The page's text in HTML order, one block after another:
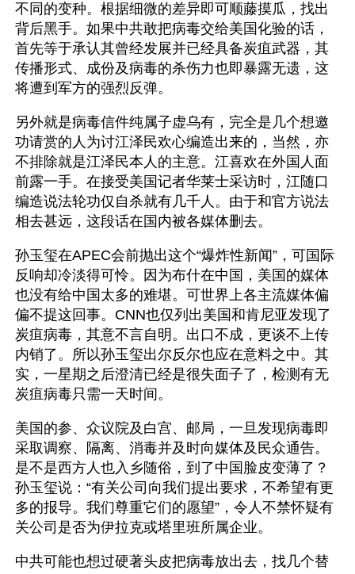
不同的变种。根据细微的差异即可顺藤摸瓜，找出
背后黑手。如果中共敢把病毒交给美国化验的话，
首先等于承认其曾经发展并已经具备炭疽武器，其
传播形式、成份及病毒的杀伤力也即暴露无遗，这
将遭到军方的强烈反弹。
另外就是病毒信件纯属子虚乌有，完全是几个想邀
功请赏的人为讨江泽民欢心编造出来的，当然，亦
不排除就是江泽民本人的主意。江喜欢在外国人面
前露一手。在接受美国记者华莱士采访时，江随口
编造说法轮功仅自杀就有几千人。由于和官方说法
相去甚远，这段话在国内被各媒体删去。
孙玉玺在APEC会前抛出这个“爆炸性新闻”，可国际
反响却冷淡得可怜。因为布什在中国，美国的媒体
也没有给中国太多的难堪。可世界上各主流媒体偏
偏不提这回事。CNN也仅列出美国和肯尼亚发现了
炭疽病毒，其意不言自明。出口不成，更谈不上传
内销了。所以孙玉玺出尔反尔也应在意料之中。其
实，一星期之后澄清已经是很失面子了，检测有无
炭疽病毒只需一天时间。
美国的参、众议院及白宫、邮局，一旦发现病毒即
采取调察、隔离、消毒并及时向媒体及民众通告。
是不是西方人也入乡随俗，到了中国脸皮变薄了？
孙玉玺说：“有关公司向我们提出要求，不希望有更
多的报导。我们尊重它们的愿望”，令人不禁怀疑有
关公司是否为伊拉克或塔里班所属企业。
中共可能也想过硬著头皮把病毒放出去，找几个替